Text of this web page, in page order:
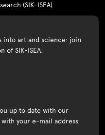
(SIK-ISEA)
into art and science: join
of SIK-ISEA.
up to date with our
your e-mail address.